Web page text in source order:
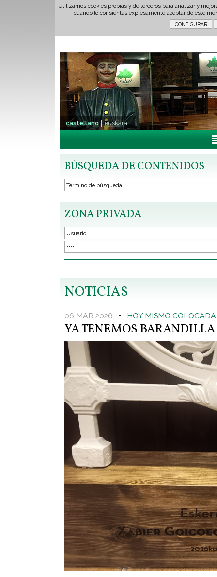
Utilizamos cookies propias y de terceros para analizar y
cuando lo consientas expresamente aceptando este
castellano euskara
BÚSQUEDA DE CONTENIDOS
ZONA PRIVADA
NOTICIAS
06 MAR 2026 • HOY MISMO COLOCADA
YA TENEMOS